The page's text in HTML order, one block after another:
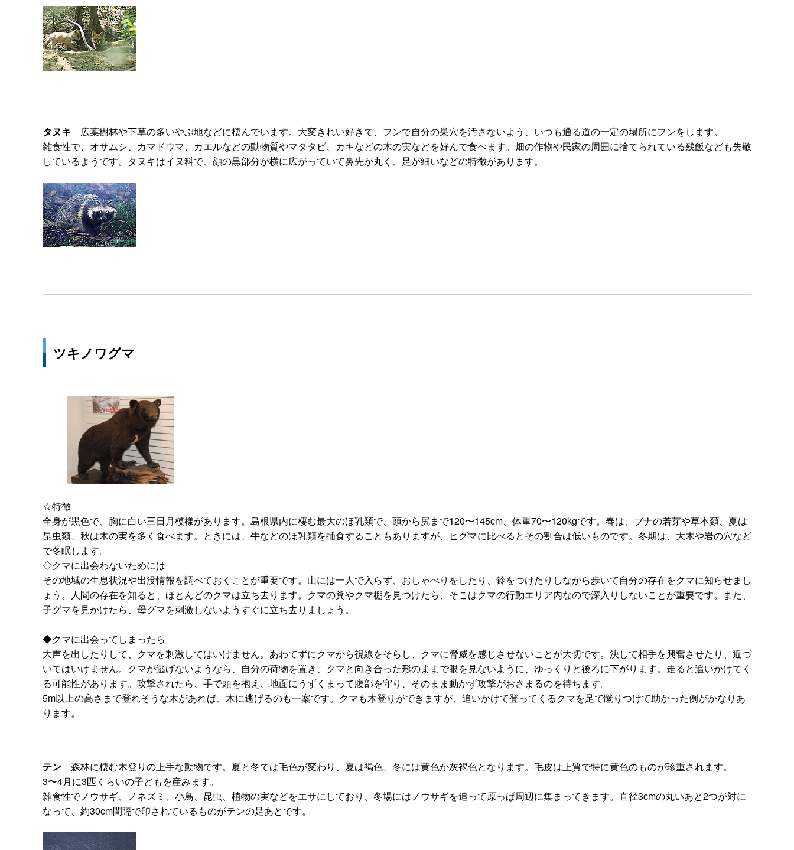
タヌキ 広葉樹林や下草の多いやぶ地などに棲んでいます。大変きれい好きで、フンで自分の巣穴を汚さないよう、いつも通る道の一定の場所にフンをします。
雑食性で、オサムシ、カマドウマ、カエルなどの動物質やマタタビ、カキなどの木の実などを好んで食べます。畑の作物や民家の周囲に捨てられている残飯なども失敬
しているようです。タヌキはイヌ科で、顔の黒部分が横に広がっていて鼻先が丸く、足が細いなどの特徴があります。
ツキノワグマ
☆特徴
全身が黒色で、胸に白い三日月模様があります。島根県内に棲む最大のほ乳類で、頭から尻まで120〜145cm、体重70〜120kgです。春は、ブナの若芽や草本類、夏は
昆虫類、秋は木の実を多く食べます。ときには、牛などのほ乳類を捕食することもありますが、ヒグマに比べるとその割合は低いものです。冬期は、大木や岩の穴など
で冬眠します。
◇クマに出会わないためには
その地域の生息状況や出没情報を調べておくことが重要です。山には一人で入らず、おしゃべりをしたり、鈴をつけたりしながら歩いて自分の存在をクマに知らせまし
ょう。人間の存在を知ると、ほとんどのクマは立ち去ります。クマの糞やクマ棚を見つけたら、そこはクマの行動エリア内なので深入りしないことが重要です。また、
子グマを見かけたら、母グマを刺激しないようすぐに立ち去りましょう。
◆クマに出会ってしまったら
大声を出したりして、クマを刺激してはいけません。あわてずにクマから視線をそらし、クマに脅威を感じさせないことが大切です。決して相手を興奮させたり、近づ
いてはいけません。クマが逃げないようなら、自分の荷物を置き、クマと向き合った形のままで眼を見ないように、ゆっくりと後ろに下がります。走ると追いかけてく
る可能性があります。攻撃されたら、手で頭を抱え、地面にうずくまって腹部を守り、そのまま動かず攻撃がおさまるのを待ちます。
5m以上の高さまで登れそうな木があれば、木に逃げるのも一案です。クマも木登りができますが、追いかけて登ってくるクマを足で蹴りつけて助かった例がかなりあ
ります。
テン 森林に棲む木登りの上手な動物です。夏と冬では毛色が変わり、夏は褐色、冬には黄色か灰褐色となります。毛皮は上質で特に黄色のものが珍重されます。
3〜4月に3匹くらいの子どもを産みます。
雑食性でノウサギ、ノネズミ、小鳥、昆虫、植物の実などをエサにしており、冬場にはノウサギを追って原っぱ周辺に集まってきます。直径3cmの丸いあと2つが対に
なって、約30cm間隔で印されているものがテンの足あとです。